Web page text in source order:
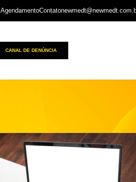
AgendamentoContato
CANAL DE DENÚNCIA